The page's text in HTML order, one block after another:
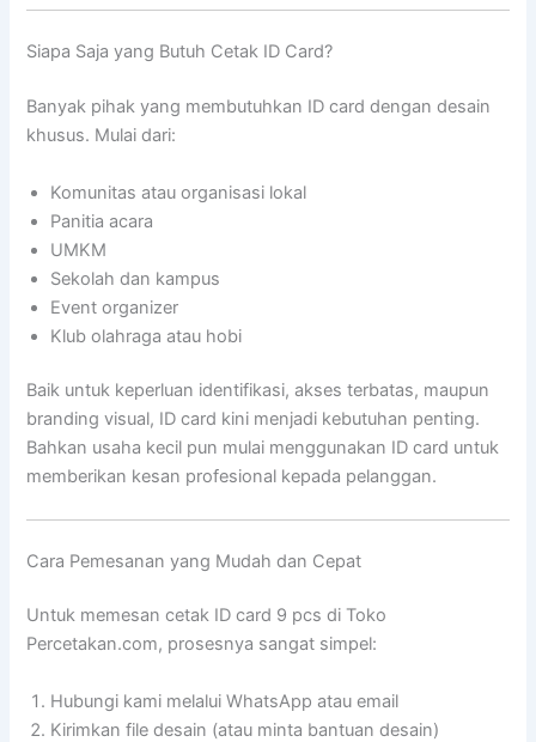
Siapa Saja yang Butuh Cetak ID Card?
Banyak pihak yang membutuhkan ID card dengan desain
khusus. Mulai dari:
Komunitas atau organisasi lokal
Panitia acara
UMKM
Sekolah dan kampus
Event organizer
Klub olahraga atau hobi
Baik untuk keperluan identifikasi, akses terbatas, maupun
branding visual, ID card kini menjadi kebutuhan penting.
Bahkan usaha kecil pun mulai menggunakan ID card untuk
memberikan kesan profesional kepada pelanggan.
Cara Pemesanan yang Mudah dan Cepat
Untuk memesan cetak ID card 9 pcs di Toko
Percetakan.com, prosesnya sangat simpel:
Hubungi kami melalui WhatsApp atau email
Kirimkan file desain (atau minta bantuan desain)